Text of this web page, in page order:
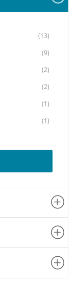
(13)
(9)
(2)
(2)
(1)
(1)